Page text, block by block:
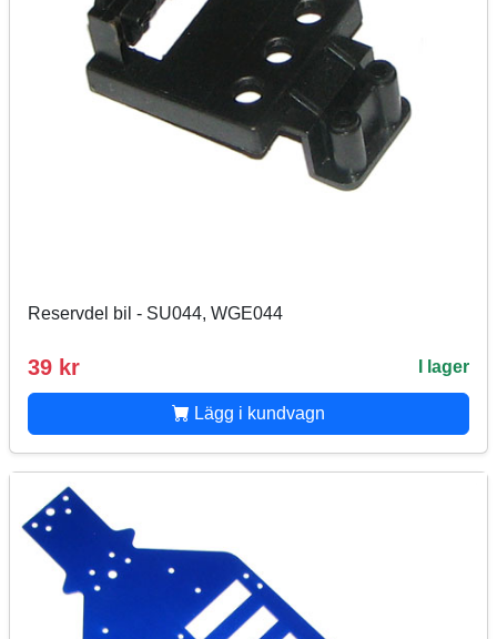
Reservdel bil - SU044, WGE044
39 kr I lager
Lägg i kundvagn